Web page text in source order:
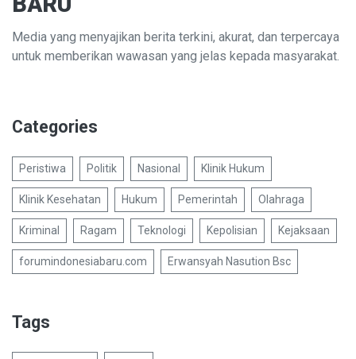
Media yang menyajikan berita terkini, akurat, dan terpercaya
untuk memberikan wawasan yang jelas kepada masyarakat.
Categories
Peristiwa Politik Nasional Klinik Hukum
Klinik Kesehatan Hukum Pemerintah Olahraga
Kriminal Ragam Teknologi Kepolisian Kejaksaan
forumindonesiabaru.com Erwansyah Nasution Bsc
Tags